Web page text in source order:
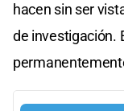
hacen sin ser
de investigación.